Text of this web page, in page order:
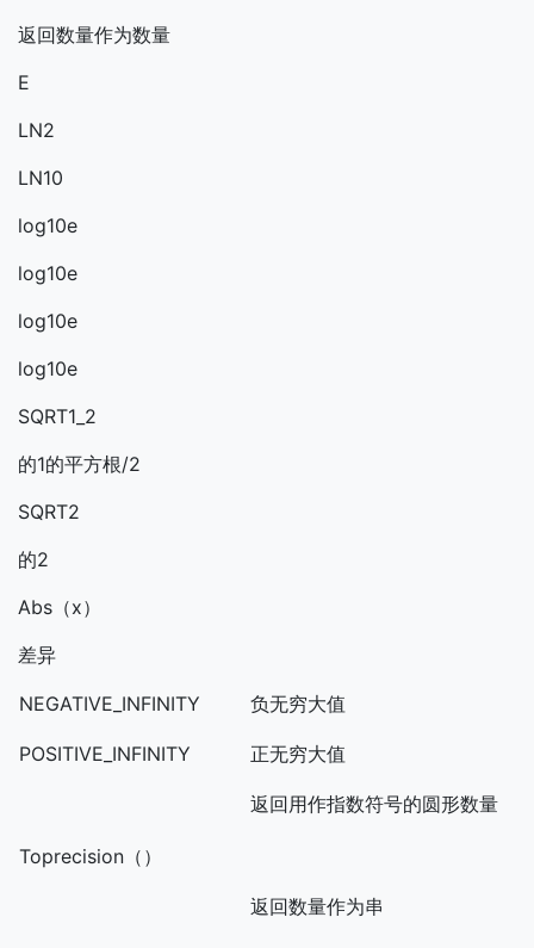
返回数量作为数量
E
LN2
LN10
log10e
log10e
log10e
log10e
SQRT1_2
的1的平方根/2
SQRT2
的2
Abs（x）
差异
NEGATIVE_INFINITY 负无穷大值
POSITIVE_INFINITY 正无穷大值
返回用作指数符号的圆形数量
Toprecision（）
返回数量作为串